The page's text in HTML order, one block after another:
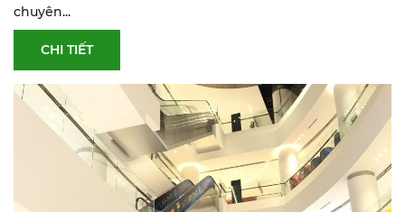
chuyên...
CHI TIẾT